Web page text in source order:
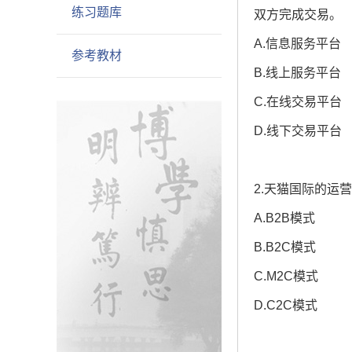
练习题库
参考教材
双方完成交易。
A.信息服务平台
B.线上服务平台
C.在线交易平台
D.线下交易平台
2.天猫国际的运营
A.B2B模式
B.B2C模式
C.M2C模式
D.C2C模式